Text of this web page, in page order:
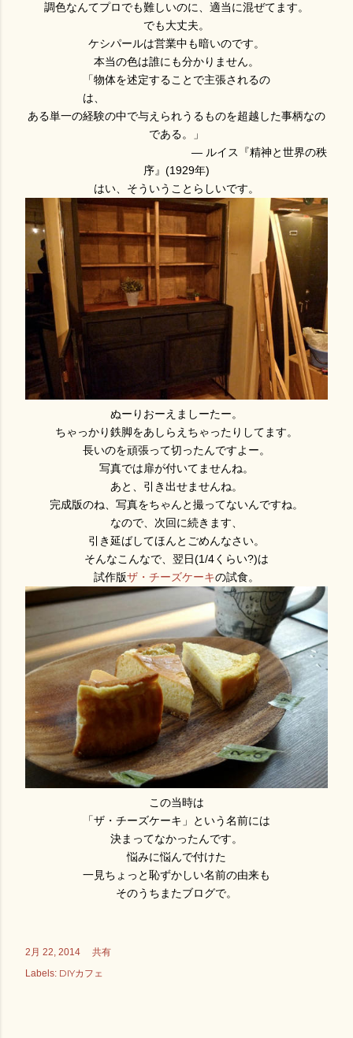
調色なんてプロでも難しいのに、適当に混ぜてます。
でも大丈夫。
ケシパールは営業中も暗いのです。
本当の色は誰にも分かりません。
「物体を述定することで主張されるの
は、
ある単一の経験の中で与えられうるものを超越した事柄なの
である。」
— ルイス『精神と世界の秩
序』(1929年)
はい、そういうことらしいです。
ぬーりおーえましーたー。
ちゃっかり鉄脚をあしらえちゃったりしてます。
長いのを頑張って切ったんですよー。
写真では扉が付いてませんね。
あと、引き出せませんね。
完成版のね、写真をちゃんと撮ってないんですね。
なので、次回に続きます、
引き延ばしてほんとごめんなさい。
そんなこんなで、翌日(1/4くらい?)は
試作版ザ・チーズケーキの試食。
この当時は
「ザ・チーズケーキ」という名前には
決まってなかったんです。
悩みに悩んで付けた
一見ちょっと恥ずかしい名前の由来も
そのうちまたブログで。
2月 22, 2014 共有
Labels: DIYカフェ